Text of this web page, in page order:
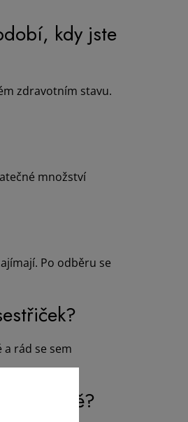
kdy jste
zdravotním stavu.
množství
Po odběru se
rád se sem
Chodově?